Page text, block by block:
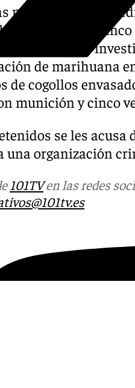
más tarde se
deteniendo a
La
de marihuana
de cogollos
munición y cinco
se les
a una organización
101TVen las redes